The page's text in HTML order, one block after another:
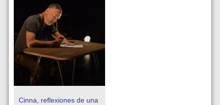
Cinna, reflexiones de una